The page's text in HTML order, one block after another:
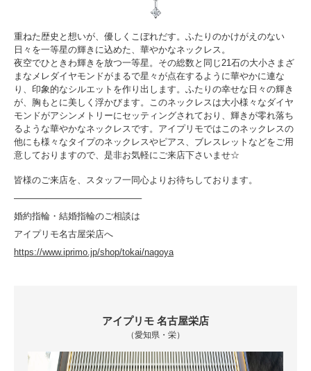
重ねた歴史と想いが、優しくこぼれだす。ふたりのかけがえのない
日々を一等星の輝きに込めた、華やかなネックレス。
夜空でひときわ輝きを放つ一等星。その総数と同じ21石の大小さまざ
まなメレダイヤモンドがまるで星々が点在するように華やかに連な
り、印象的なシルエットを作り出します。ふたりの幸せな日々の輝き
が、胸もとに美しく浮かびます。このネックレスは大小様々なダイヤ
モンドがアシンメトリーにセッティングされており、輝きが零れ落ち
るような華やかなネックレスです。アイプリモではこのネックレスの
他にも様々なタイプのネックレスやピアス、ブレスレットなどをご用
意しておりますので、是非お気軽にご来店下さいませ☆
皆様のご来店を、スタッフ一同心よりお待ちしております。
———–———–———–———–
婚約指輪・結婚指輪のご相談は
アイプリモ名古屋栄店へ
https://www.iprimo.jp/shop/tokai/nagoya
アイプリモ 名古屋栄店
（愛知県・栄）